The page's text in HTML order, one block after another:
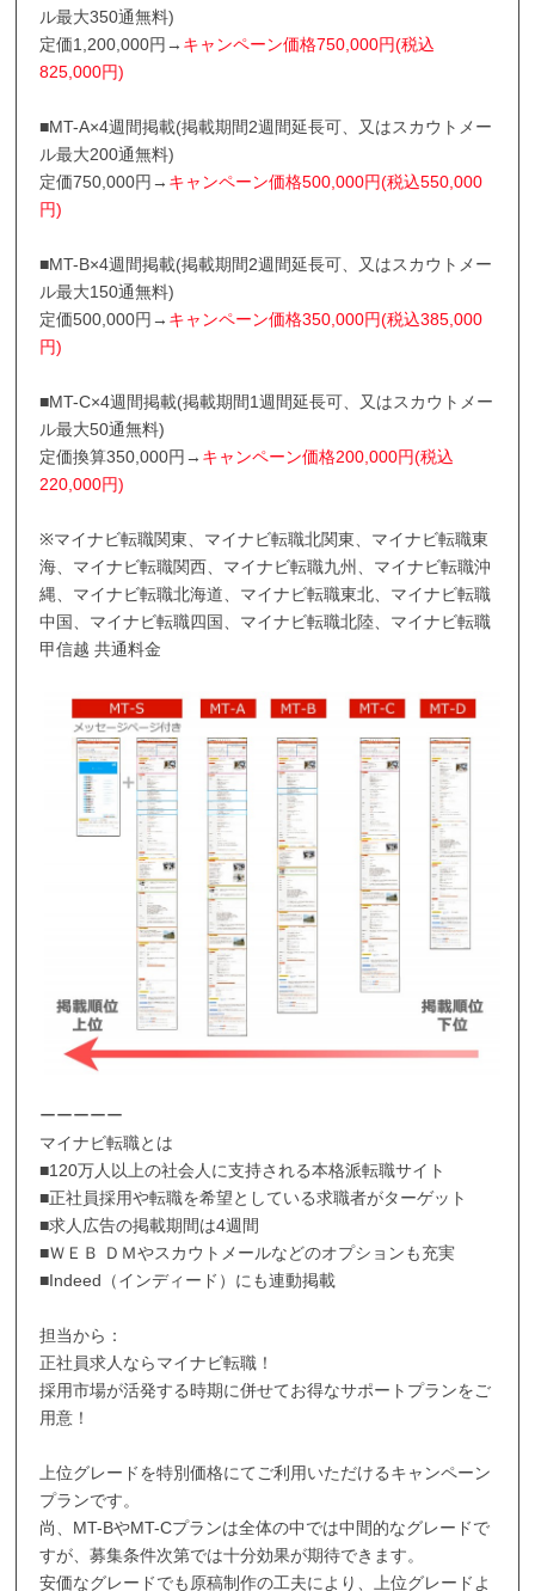
ル最大350通無料)
定価1,200,000円→ キャンペーン価格750,000円(税込
825,000円)
■MT-A×4週間掲載(掲載期間2週間延長可、又はスカウトメー
ル最大200通無料)
定価750,000円→ キャンペーン価格500,000円(税込550,000
円)
■MT-B×4週間掲載(掲載期間2週間延長可、又はスカウトメー
ル最大150通無料)
定価500,000円→ キャンペーン価格350,000円(税込385,000
円)
■MT-C×4週間掲載(掲載期間1週間延長可、又はスカウトメー
ル最大50通無料)
定価換算350,000円→ キャンペーン価格200,000円(税込
220,000円)
※マイナビ転職関東、マイナビ転職北関東、マイナビ転職東
海、マイナビ転職関西、マイナビ転職九州、マイナビ転職沖
縄、マイナビ転職北海道、マイナビ転職東北、マイナビ転職
中国、マイナビ転職四国、マイナビ転職北陸、マイナビ転職
甲信越 共通料金
ーーーーー
マイナビ転職とは
■120万人以上の社会人に支持される本格派転職サイト
■正社員採用や転職を希望としている求職者がターゲット
■求人広告の掲載期間は4週間
■ＷＥＢ ＤＭやスカウトメールなどのオプションも充実
■Indeed（インディード）にも連動掲載
担当から：
正社員求人ならマイナビ転職！
採用市場が活発する時期に併せてお得なサポートプランをご
用意！
上位グレードを特別価格にてご利用いただけるキャンペーン
プランです。
尚、MT-BやMT-Cプランは全体の中では中間的なグレードで
すが、募集条件次第では十分効果が期待できます。
安価なグレードでも原稿制作の工夫により、上位グレードよ